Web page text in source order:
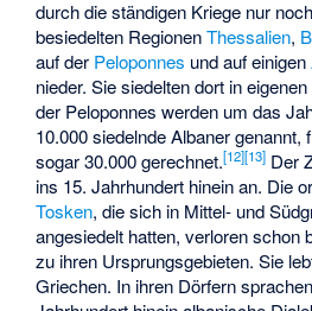
durch die ständigen Kriege nur
besiedelten RegionenThessalien,
auf der Peloponnes und auf einigen
nieder. Sie siedelten dort in
der Peloponnes werden um das
10.000 siedelnde Albaner genannt,
sogar 30.000 gerechnet.[12][13] Der
ins 15. Jahrhundert hinein an. Die
Tosken, die sich in Mittel- und
angesiedelt hatten, verloren schon
zu ihren Ursprungsgebieten. Sie
Griechen. In ihren Dörfern